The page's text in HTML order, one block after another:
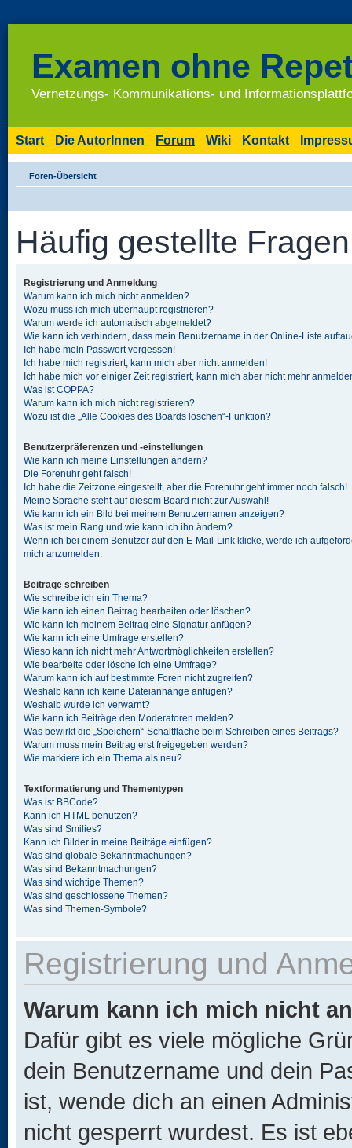
Examen ohne
Vernetzungs- Kommunikations- und
Start Die AutorInnen Forum Wiki Kontakt
Foren-Übersicht
Häufig gestellte Fragen
Registrierung und Anmeldung
Warum kann ich mich nicht anmelden?
Wozu muss ich mich überhaupt registrieren?
Warum werde ich automatisch abgemeldet?
Wie kann ich verhindern, dass mein Benutzername in der Online-Liste
Ich habe mein Passwort vergessen!
Ich habe mich registriert, kann mich aber nicht anmelden!
Ich habe mich vor einiger Zeit registriert, kann mich aber nicht mehr
Was ist COPPA?
Warum kann ich mich nicht registrieren?
Wozu ist die „Alle Cookies des Boards löschen“-Funktion?
Benutzerpräferenzen und -einstellungen
Wie kann ich meine Einstellungen ändern?
Die Forenuhr geht falsch!
Ich habe die Zeitzone eingestellt, aber die Forenuhr geht immer noch falsch!
Meine Sprache steht auf diesem Board nicht zur Auswahl!
Wie kann ich ein Bild bei meinem Benutzernamen anzeigen?
Was ist mein Rang und wie kann ich ihn ändern?
Wenn ich bei einem Benutzer auf den E-Mail-Link klicke, werde ich
mich anzumelden.
Beiträge schreiben
Wie schreibe ich ein Thema?
Wie kann ich einen Beitrag bearbeiten oder löschen?
Wie kann ich meinem Beitrag eine Signatur anfügen?
Wie kann ich eine Umfrage erstellen?
Wieso kann ich nicht mehr Antwortmöglichkeiten erstellen?
Wie bearbeite oder lösche ich eine Umfrage?
Warum kann ich auf bestimmte Foren nicht zugreifen?
Weshalb kann ich keine Dateianhänge anfügen?
Weshalb wurde ich verwarnt?
Wie kann ich Beiträge den Moderatoren melden?
Was bewirkt die „Speichern“-Schaltfläche beim Schreiben eines Beitrags?
Warum muss mein Beitrag erst freigegeben werden?
Wie markiere ich ein Thema als neu?
Textformatierung und Thementypen
Was ist BBCode?
Kann ich HTML benutzen?
Was sind Smilies?
Kann ich Bilder in meine Beiträge einfügen?
Was sind globale Bekanntmachungen?
Was sind Bekanntmachungen?
Was sind wichtige Themen?
Was sind geschlossene Themen?
Was sind Themen-Symbole?
Registrierung und
Warum kann ich mich nicht
Dafür gibt es viele mögliche
dein Benutzername und dein
ist, wende dich an einen
nicht gesperrt wurdest. Es ist